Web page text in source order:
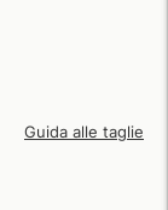
Guida alle taglie